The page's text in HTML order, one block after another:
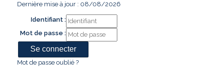
Dernière mise à jour : 08/08/2026
Identifiant :
Mot de passe :
Mot de passe oublié ?